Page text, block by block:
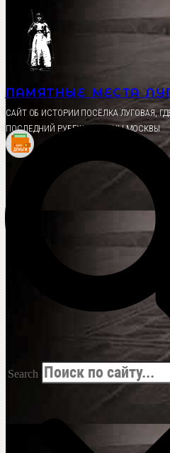
Перейти
содержимому
ПАМЯТНЫЕ МЕСТА
CАЙТ ОБ ИСТОРИИ ПОСЁЛКА ЛУГОВАЯ,
ПОСЛЕДНИЙ РУБЕЖ ОБОРОНЫ МОСКВЫ
Search